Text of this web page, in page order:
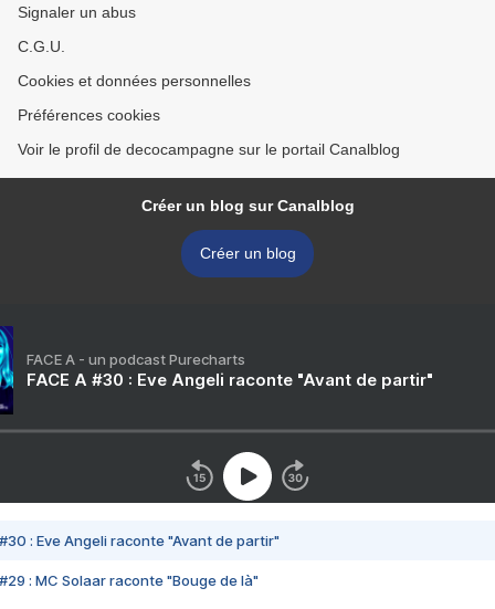
Signaler un abus
C.G.U.
Cookies et données personnelles
Préférences cookies
Voir le profil de decocampagne sur le portail Canalblog
Créer un blog sur Canalblog
Créer un blog
FACE A - un podcast Purecharts
FACE A #30 : Eve Angeli raconte "Avant de partir"
#30 : Eve Angeli raconte "Avant de partir"
#29 : MC Solaar raconte "Bouge de là"